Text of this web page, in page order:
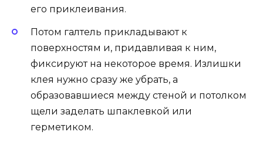
его приклеивания.
Потом галтель прикладывают к
поверхностям и, придавливая к ним,
фиксируют на некоторое время. Излишки
клея нужно сразу же убрать, а
образовавшиеся между стеной и потолком
щели заделать шпаклевкой или
герметиком.